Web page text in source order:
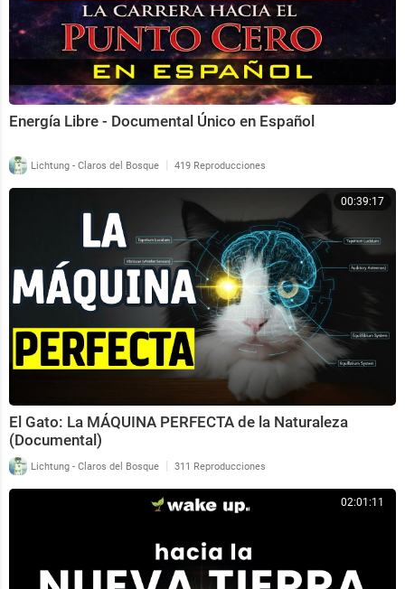
Energía Libre - Documental Único en Español
Lichtung - Claros del Bosque | 419 Reproducciones
00:39:17
El Gato: La MÁQUINA PERFECTA de la Naturaleza
(Documental)
Lichtung - Claros del Bosque | 311 Reproducciones
02:01:11